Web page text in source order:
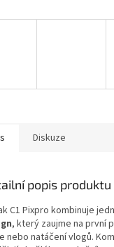
Diskuze
popis produktu
C1 Pixpro kombinuje
, který zaujme na první
nebo natáčení vlogů.